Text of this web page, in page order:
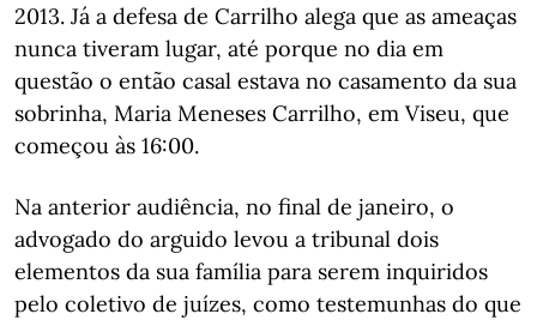
2013. Já a defesa de Carrilho alega que as ameaças
nunca tiveram lugar, até porque no dia em
questão o então casal estava no casamento da sua
sobrinha, Maria Meneses Carrilho, em Viseu, que
começou às 16:00.
Na anterior audiência, no final de janeiro, o
advogado do arguido levou a tribunal dois
elementos da sua família para serem inquiridos
pelo coletivo de juízes, como testemunhas do que